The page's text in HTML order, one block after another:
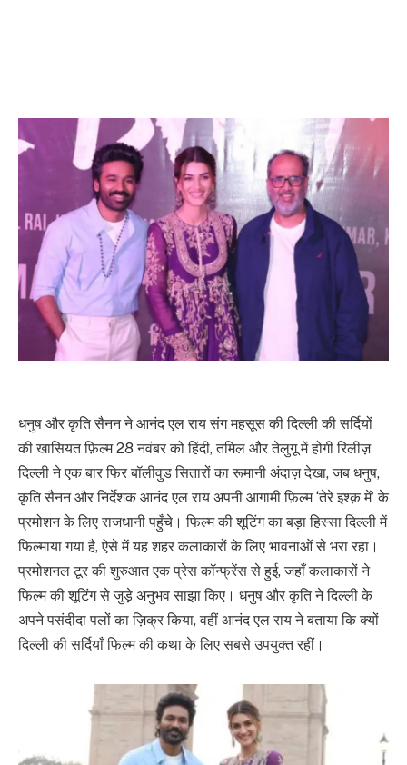
धनुष और कृति सैनन ने आनंद एल राय संग महसूस की दिल्ली की सर्दियों
की खासियत फ़िल्म 28 नवंबर को हिंदी, तमिल और तेलुगू में होगी रिलीज़
दिल्ली ने एक बार फिर बॉलीवुड सितारों का रूमानी अंदाज़ देखा, जब धनुष,
कृति सैनन और निर्देशक आनंद एल राय अपनी आगामी फ़िल्म ‘तेरे इश्क़ में’ के
प्रमोशन के लिए राजधानी पहुँचे। फिल्म की शूटिंग का बड़ा हिस्सा दिल्ली में
फिल्माया गया है, ऐसे में यह शहर कलाकारों के लिए भावनाओं से भरा रहा।
प्रमोशनल टूर की शुरुआत एक प्रेस कॉन्फ्रेंस से हुई, जहाँ कलाकारों ने
फिल्म की शूटिंग से जुड़े अनुभव साझा किए। धनुष और कृति ने दिल्ली के
अपने पसंदीदा पलों का ज़िक्र किया, वहीं आनंद एल राय ने बताया कि क्यों
दिल्ली की सर्दियाँ फिल्म की कथा के लिए सबसे उपयुक्त रहीं।